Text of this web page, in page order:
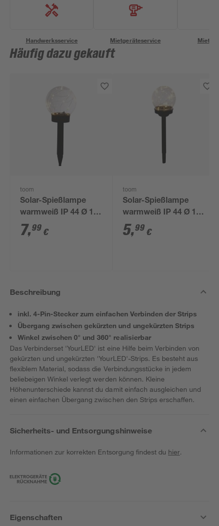
Handwerksservice Mietgeräteservice
Häufig dazu gekauft
toom
Solar-Spießlampe
warmweiß IP 44 Ø 15
x 44 cm
7,99 €
toom
Solar-Spießlampe
warmweiß IP 44 Ø 10
x 39 cm
5,99 €
Beschreibung
inkl. 4-Pin-Stecker zum einfachen Verbinden der Strips
Übergang zwischen gekürzten und ungekürzten Strips
Winkel zwischen 0° und 360° realisierbar
Das Verbinderset 'YourLED' ist eine Hilfe beim Verbinden von
gekürzten und ungekürzten 'YourLED'-Strips. Es besteht aus
flexiblem Material, sodass die Verbindungsstücke in jedem
beliebeigen Winkel verlegt werden können. Kleine
Höhenunterschiede kannst du damit einfach ausgleichen und
einen einfachen Übergang zwischen den Strips erschaffen.
Sicherheits- und Entsorgungshinweise
Informationen zur korrekten Entsorgung findest du hier.
Eigenschaften